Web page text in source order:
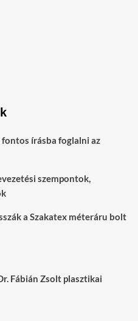
írásba foglalni az
szempontok,
a Szakatex méteráru bolt
Fábián Zsolt plasztikai